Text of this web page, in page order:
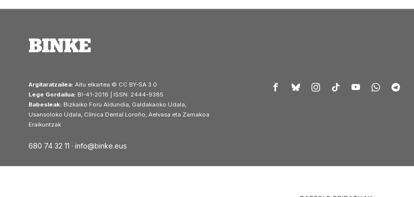
Argitaratzailea: Aitu elkartea © CC BY-SA 3.0
Lege Gordailua: BI-41-2016 | ISSN: 2444-9385
Babesleak: Bizkaiko Foru Aldundia, Galdakaoko Udala,
Usansoloko Udala, Clínica Dental Loroño, Aelvasa eta Zamakoa
Eraikuntzak
680 74 32 11 · info@binke.eus